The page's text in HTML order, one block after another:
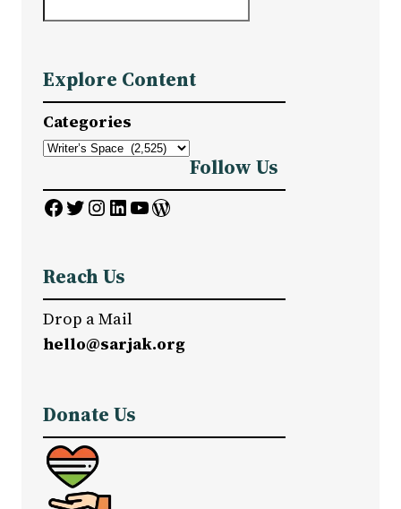
r
c
h
Explore Content
Categories
Follow Us
Facebook Twitter InstagramLinkedIn YouTube WordPress
Reach Us
Drop a Mail
hello@sarjak.org
Donate Us